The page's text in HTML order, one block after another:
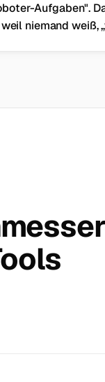
Aufgaben".
niemand weiß,